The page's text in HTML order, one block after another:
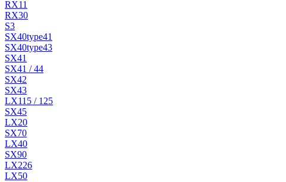
RX11
RX30
S3
SX40type41
SX40type43
SX41
SX41 / 44
SX42
SX43
LX115 / 125
SX45
LX20
SX70
LX40
SX90
LX226
LX50